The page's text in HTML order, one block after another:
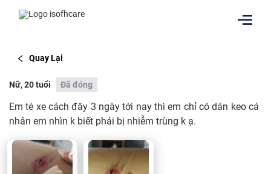
Quay Lại
Nữ, 20 tuổi Đã đóng
Em té xe cách đây 3 ngày tới nay thì em chỉ có dán keo cá
nhân em nhìn k biết phải bị nhiễm trùng k ạ.